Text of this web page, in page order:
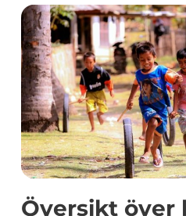
Översikt över